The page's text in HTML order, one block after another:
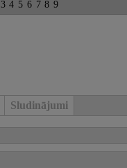
3 4 5 6 7 8 9
Sludinājumi